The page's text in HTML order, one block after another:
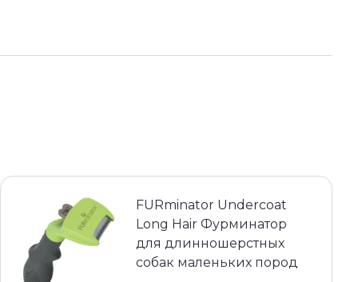
FURminator Undercoat
Long Hair Фурминатор
для длинношерстных
собак маленьких пород